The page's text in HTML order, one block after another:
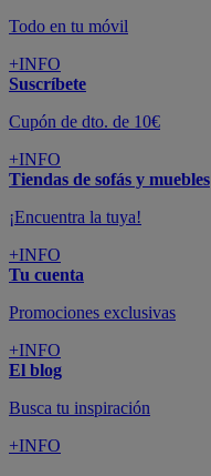
Todo en tu móvil
+INFO
Suscríbete
Cupón de dto. de 10€
+INFO
Tiendas de sofás y muebles
¡Encuentra la tuya!
+INFO
Tu cuenta
Promociones exclusivas
+INFO
El blog
Busca tu inspiración
+INFO